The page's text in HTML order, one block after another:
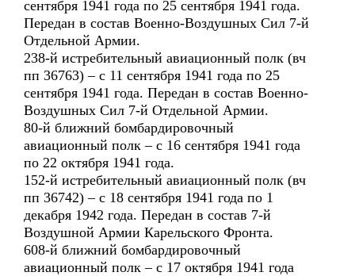
сентября 1941 года по 25 сентября 1941 года.
Передан в состав Военно-Воздушных Сил 7-й
Отдельной Армии.
238-й истребительный авиационный полк (вч
пп 36763) – с 11 сентября 1941 года по 25
сентября 1941 года. Передан в состав Военно-
Воздушных Сил 7-й Отдельной Армии.
80-й ближний бомбардировочный
авиационный полк – с 16 сентября 1941 года
по 22 октября 1941 года.
152-й истребительный авиационный полк (вч
пп 36742) – с 18 сентября 1941 года по 1
декабря 1942 года. Передан в состав 7-й
Воздушной Армии Карельского Фронта.
608-й ближний бомбардировочный
авиационный полк – с 17 октября 1941 года